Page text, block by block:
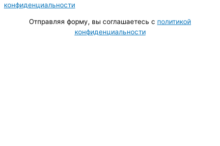
конфиденциальности
Отправляя форму, вы соглашаетесь с политикой
конфиденциальности